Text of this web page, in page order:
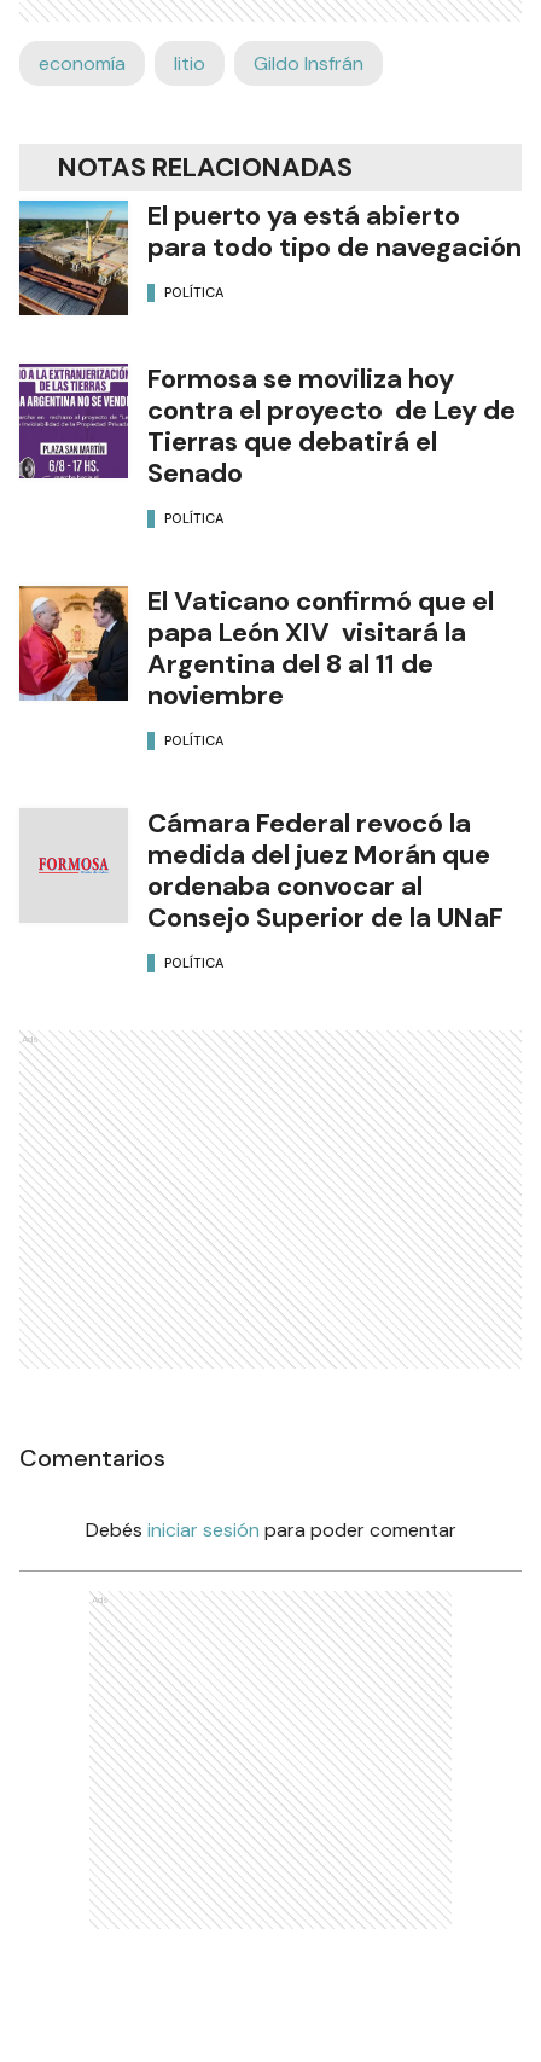
economía litio Gildo Insfrán
NOTAS RELACIONADAS
El puerto ya está abierto
para todo tipo de navegación
POLÍTICA
Formosa se moviliza hoy
contra el proyecto de Ley de
Tierras que debatirá el
Senado
POLÍTICA
El Vaticano confirmó que el
papa León XIV visitará la
Argentina del 8 al 11 de
noviembre
POLÍTICA
Cámara Federal revocó la
medida del juez Morán que
ordenaba convocar al
Consejo Superior de la UNaF
POLÍTICA
Ads
Comentarios
Debés iniciar sesión para poder comentar
Ads